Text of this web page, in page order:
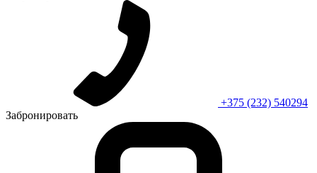
+375 (232) 540294
Забронировать